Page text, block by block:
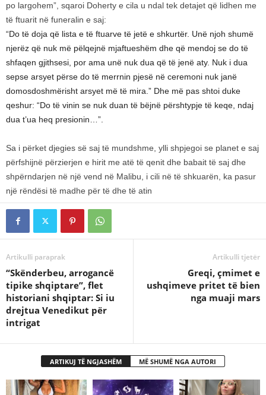
po largohem”, sqaroi Doherty e cila u ndal tek detajet që lidhen me
të ftuarit në funeralin e saj:
“Do të doja që lista e të ftuarve të jetë e shkurtër. Unë njoh shumë
njerëz që nuk më pëlqejnë mjaftueshëm dhe që mendoj se do të
shfaqen gjithsesi, por ama unë nuk dua që të jenë aty. Nuk i dua
sepse arsyet përse do të merrnin pjesë në ceremoni nuk janë
domosdoshmërisht arsyet më të mira.” Dhe më pas shtoi duke
qeshur: “Do të vinin se nuk duan të bëjnë përshtypje të keqe, ndaj
dua t’ua heq presionin…”.
Sa i përket djegies së saj të mundshme, ylli shpjegoi se planet e saj
përfshijnë përzierjen e hirit me atë të qenit dhe babait të saj dhe
shpërndarjen në një vend në Malibu, i cili në të shkuarën, ka pasur
një rëndësi të madhe për të dhe të atin
Artikulli paraprak
“Skënderbeu, arrogancë
tipike shqiptare”, flet
historiani shqiptar: Si iu
drejtua Venedikut për
intrigat
Artikulli tjetër
​Greqi, çmimet e
ushqimeve pritet të bien
nga muaji mars
ARTIKUJ TË NGJASHËM MË SHUMË NGA AUTORI